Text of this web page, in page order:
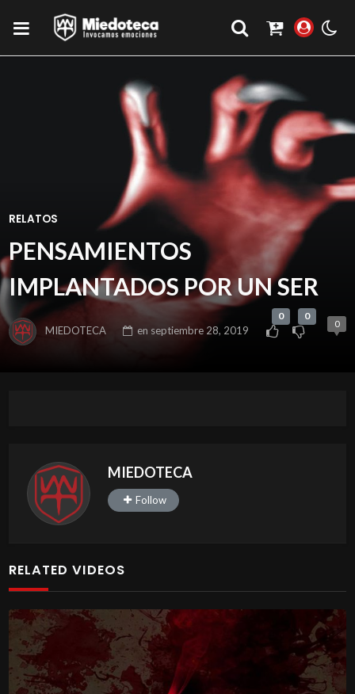
RELATOS
PENSAMIENTOS
IMPLANTADOS POR UN SER
MIEDOTECA en septiembre 28, 2019
0 0
0
MIEDOTECA
Follow
RELATED VIDEOS